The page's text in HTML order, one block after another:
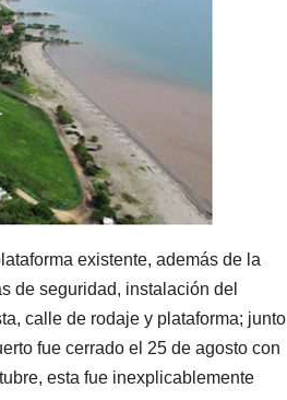
existente, además de la
de seguridad, instalación del
calle de rodaje y plataforma; junto
fue cerrado el 25 de agosto con
esta fue inexplicablemente